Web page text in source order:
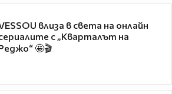
влиза в света на онлайн
с „Кварталът на
🤩🎬